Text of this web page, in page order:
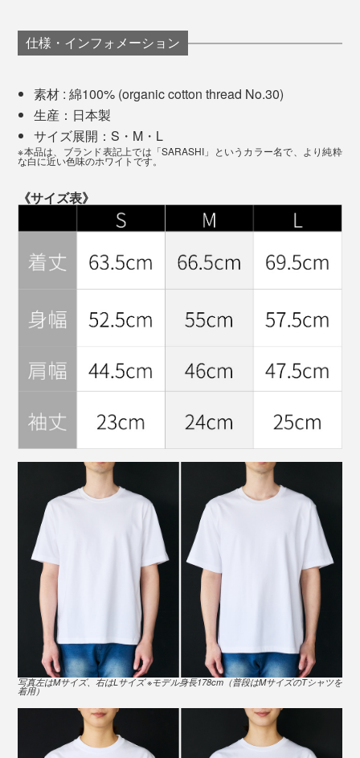
首元のネームタグは、さりげないブランドロゴに（※新仕様）
それが2022年、『TARROW TOKYO』のはじまりでし
その第一歩となった、ブランドの名刺代わりのTシャツ
※モデル身長178cm「Mサイズ」着用
素肌の上に着ても透けない適度な肉厚感。一枚でさらり
と着こなせるシルエット。
力みのない肩のラインも絶妙で、だらしなく見えない加
減のドロップショルダー。「白Tシャツ一枚では、ちょ
っと心許ない……」と思っている大人にこそ、試してほ
触った感じは肉厚なのに、着るとスルンとなめらかな肌
う安心感に包まれます。
実際に洗濯もしてみましたが、たしかにヨレたり、シワ
シワになるということもない。これは長く頼れる一枚に
ここだけの話、このTシャツの価格は4890円（税込）で
すが、なんと原価は2885円もかかるんだとか。
一般常識ではありえない価格設定ですが、まずはTシャ
ツから体験してもらって、『ももたろう』の“きびだん
ご”のように『TARROW TOKYO』の仲間＝ファンを広
げる一枚にしたということなんだそう。
アパレル勤めの方たちからも「この縫製を、この値段で
できるってすごいね！」と驚かれ、リピートされている
のだとか。
仕様・インフォメーション
素材 : 綿100% (organic cotton thread No.30)
生産：日本製
サイズ展開：S・M・L
※本品は、ブランド表記上では「SARASHI」というカラー名で、より純粋
な白に近い色味のホワイトです。
《サイズ表》
写真左はMサイズ、右はLサイズ ※モデル身長178cm（普段はMサイズのTシャツを
着用）